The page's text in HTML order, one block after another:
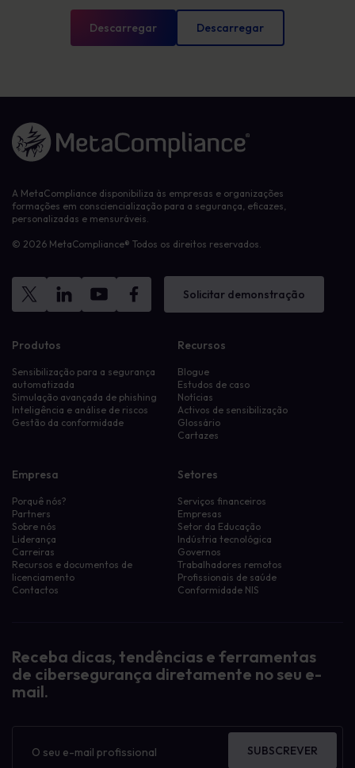
Descarregar Descarregar
Ligação à página inicial
A MetaCompliance disponibiliza às empresas e organizações
formações em consciencialização para a segurança, eficazes,
personalizadas e mensuráveis.
© 2026 MetaCompliance® Todos os direitos reservados.
Solicitar demonstração
Produtos
Sensibilização para a segurança
automatizada
Simulação avançada de phishing
Inteligência e análise de riscos
Gestão da conformidade
Recursos
Blogue
Estudos de caso
Notícias
Activos de sensibilização
Glossário
Cartazes
Empresa
Porquê nós?
Partners
Sobre nós
Liderança
Carreiras
Recursos e documentos de
licenciamento
Contactos
Setores
Serviços financeiros
Empresas
Setor da Educação
Indústria tecnológica
Governos
Trabalhadores remotos
Profissionais de saúde
Conformidade NIS
Receba dicas, tendências e ferramentas
de cibersegurança diretamente no seu e-
mail.
informativo
SUBSCREVER